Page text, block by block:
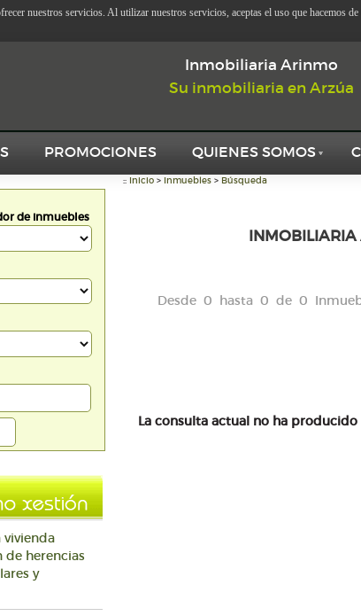
Inmobiliaria Arinmo
Su inmobiliaria en Arzúa
PROMOCIONES QUIENES SOMOS
de inmuebles
vivienda
de herencias
y
:: Inicio > Inmuebles > Búsqueda
INMOBILIARIA
Desde 0 hasta 0 de 0
La consulta actual no ha
nuestros servicios. Al utilizar nuestros servicios, aceptas el uso que hacemos de